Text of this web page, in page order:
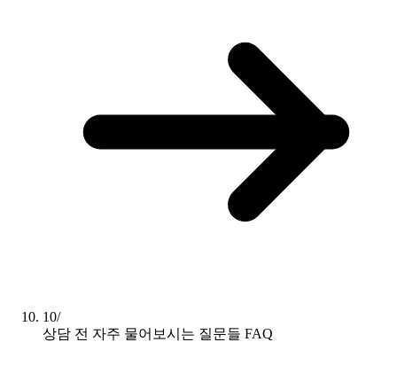
10/
상담 전 자주 물어보시는 질문들 FAQ